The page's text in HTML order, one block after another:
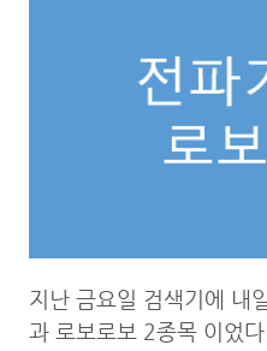
지난 금요일 검색기에 내
과 로보로보 2종목 이었